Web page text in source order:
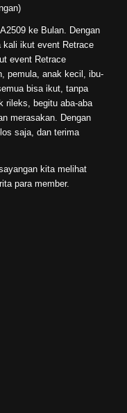
ke Bulan. Dengan
kali ikut event Retrace
event Retrace
pemula, anak kecil, ibu-
bisa ikut, tanpa
rileks, begitu aba-aba
merasakan. Dengan
saja, dan terima
kita melihat
para member.